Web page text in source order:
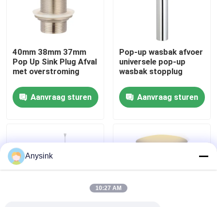
Over ons
Fabrieksreis
Contacteer ons
Vraag een offerte aan
Bibcockklep
40mm 38mm 37mm
Pop Up Sink Plug Afval
met overstroming
Aanvraag sturen
Pop-up wasbak afvoer
universele pop-up
wasbak stopplug
Aanvraag sturen
Anysink
10:27 AM